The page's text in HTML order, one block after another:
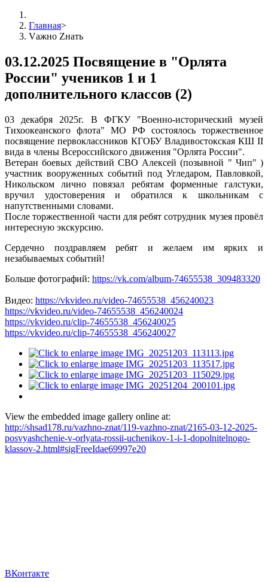
Главная>
Vажно Zнать
03.12.2025 Посвящение в "Орлята
России" учеников 1 и 1
дополнительного классов (2)
03 декабря 2025г. В ФГКУ "Военно-исторический музей
Тихоокеанского флота" МО РФ состоялось торжественное
посвящение первоклассников КГОБУ Владивостокская КШ II
вида в члены Всероссийского движения "Орлята России".
Ветеран боевых действий СВО Алексей (позывной " Чип" )
участник вооруженных событий под Угледаром, Павловкой,
Никольском лично повязал ребятам форменные галстуки,
вручил удостоверения и обратился к школьникам с
напутственными словами.
После торжественной части для ребят сотрудник музея провёл
интересную экскурсию.
Сердечно поздравляем ребят и желаем им ярких и
незабываемых событий!
Больше фотографий: https://vk.com/album-74655538_309483320
Видео: https://vkvideo.ru/video-74655538_456240023
https://vkvideo.ru/video-74655538_456240024
https://vkvideo.ru/clip-74655538_456240025
https://vkvideo.ru/clip-74655538_456240027
View the embedded image gallery online at:
http://shsad178.ru/vazhno-znat/119-vazhno-znat/2165-03-12-2025-
posvyashchenie-v-orlyata-rossii-uchenikov-1-i-1-dopolnitelnogo-
klassov-2.html#sigFreeIdae69997e20
ВКонтакте